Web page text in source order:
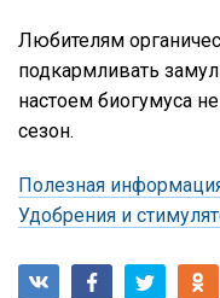
Любителям
подкармливать
настоем биогумуса
сезон.
Полезная
Удобрения и